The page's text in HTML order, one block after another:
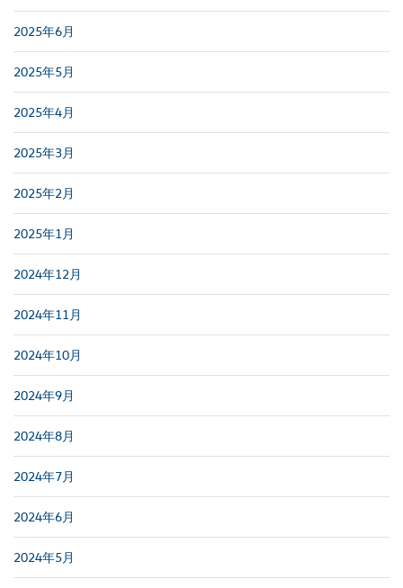
2025年6月
2025年5月
2025年4月
2025年3月
2025年2月
2025年1月
2024年12月
2024年11月
2024年10月
2024年9月
2024年8月
2024年7月
2024年6月
2024年5月